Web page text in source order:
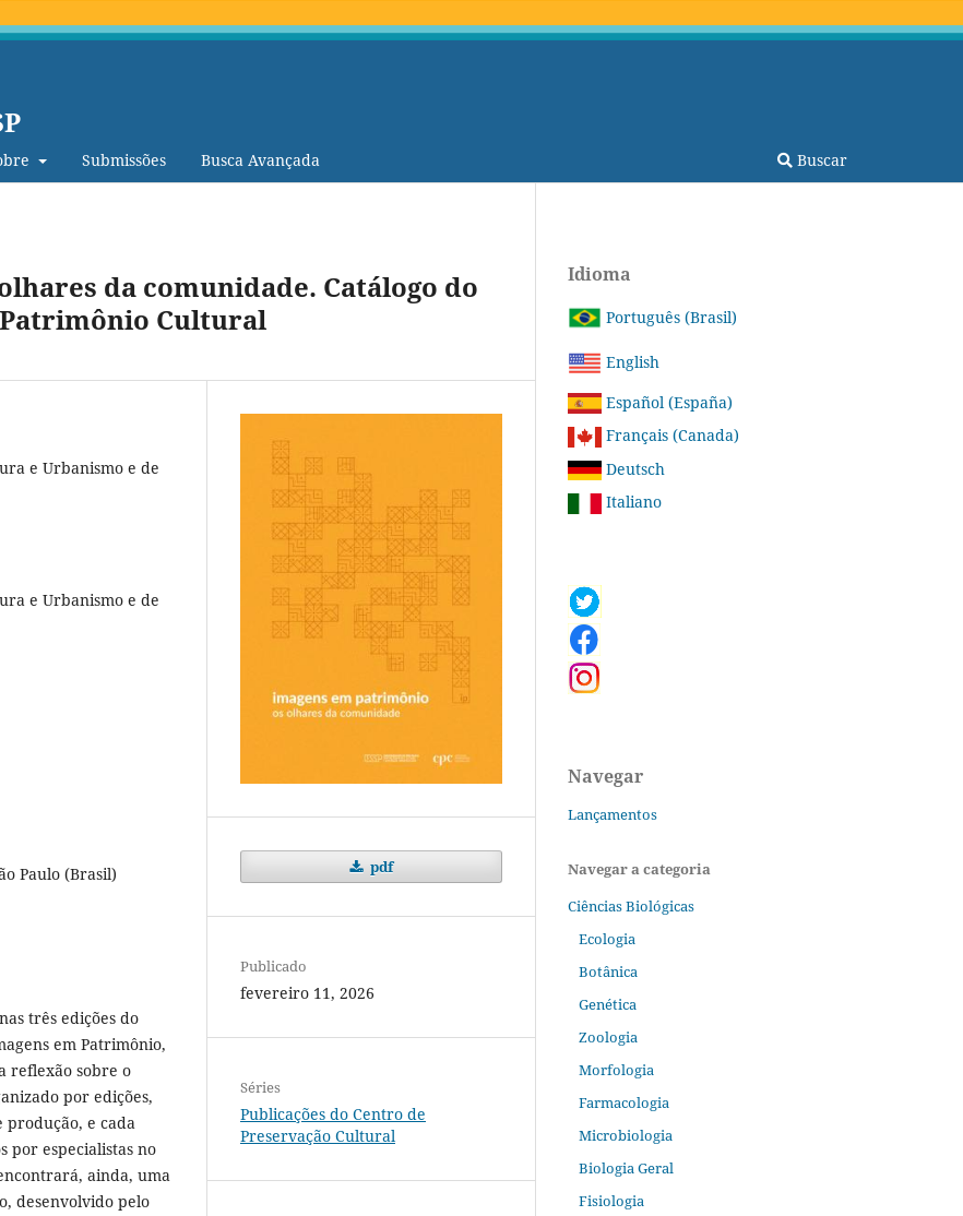
Submissões Busca Avançada Buscar
da comunidade. Catálogo do
Cultural
e Urbanismo e de
e Urbanismo e de
Paulo (Brasil)
três edições do
em Patrimônio,
reflexão sobre o
por edições,
produção, e cada
por especialistas no
ainda, uma
desenvolvido pelo
pdf
Publicado
fevereiro 11, 2026
Séries
Publicações do Centro de
Preservação Cultural
Idioma
Português (Brasil)
English
Español (España)
Français (Canada)
Deutsch
Italiano
Navegar
Lançamentos
Navegar a categoria
Ciências Biológicas
Ecologia
Botânica
Genética
Zoologia
Morfologia
Farmacologia
Microbiologia
Biologia Geral
Fisiologia